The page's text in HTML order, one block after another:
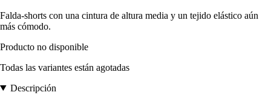
Falda-shorts con una cintura de altura media y un tejido elástico aún
más cómodo.
Producto no disponible
Todas las variantes están agotadas
Descripción